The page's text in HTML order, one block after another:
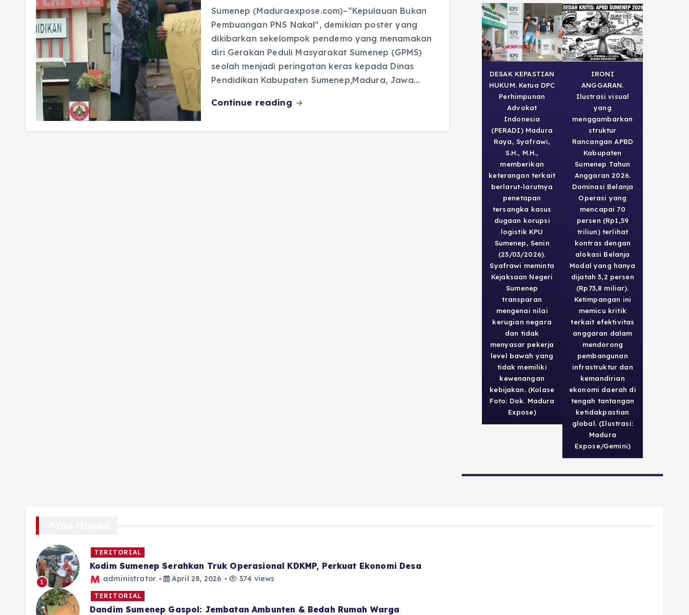
Sumenep (Maduraexpose.com)–“Kepulauan Bukan
Pembuangan PNS Nakal”, demikian poster yang
dikibarkan sekelompok pendemo yang menamakan
diri Gerakan Peduli Masyarakat Sumenep (GPMS)
seolah menjadi peringatan keras kepada Dinas
Pendidikan Kabupaten Sumenep,Madura, Jawa…
Continue reading
DESAK KEPASTIAN
HUKUM. Ketua DPC
Perhimpunan
Advokat
Indonesia
(PERADI) Madura
Raya, Syafrawi,
S.H., M.H.,
memberikan
keterangan terkait
berlarut-larutnya
penetapan
tersangka kasus
dugaan korupsi
logistik KPU
Sumenep, Senin
(23/03/2026).
Syafrawi meminta
Kejaksaan Negeri
Sumenep
transparan
mengenai nilai
kerugian negara
dan tidak
menyasar pekerja
level bawah yang
tidak memiliki
kewenangan
kebijakan. (Kolase
Foto: Dok. Madura
Expose)
IRONI
ANGGARAN.
Ilustrasi visual
yang
menggambarkan
struktur
Rancangan APBD
Kabupaten
Sumenep Tahun
Anggaran 2026.
Dominasi Belanja
Operasi yang
mencapai 70
persen (Rp1,59
triliun) terlihat
kontras dengan
alokasi Belanja
Modal yang hanya
dijatah 3,2 persen
(Rp73,8 miliar).
Ketimpangan ini
memicu kritik
terkait efektivitas
anggaran dalam
mendorong
pembangunan
infrastruktur dan
kemandirian
ekonomi daerah di
tengah tantangan
ketidakpastian
global. (Ilustrasi:
Madura
Expose/Gemini)
1
TERITORIAL
Kodim Sumenep Serahkan Truk Operasional KDKMP, Perkuat Ekonomi Desa
administrator April 28, 2026 374 views
TERITORIAL
Dandim Sumenep Gaspol: Jembatan Ambunten & Bedah Rumah Warga